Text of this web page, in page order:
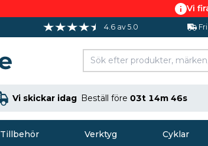
Vi
4.6 av 5.0
Vi skickar idag Beställ före 03t 14m 45s
Tillbehör Verktyg Cyklar